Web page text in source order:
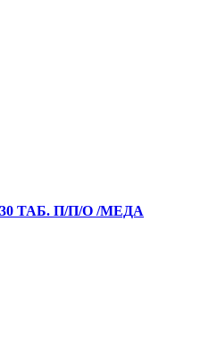
ТАБ. П/П/О /МЕДА